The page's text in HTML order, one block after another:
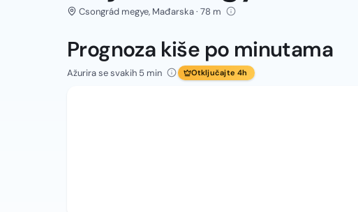
Csongrád megye, Mađarska · 78 m
Prognoza kiše po minutama
Ažurira se svakih 5 min Otključajte 4h